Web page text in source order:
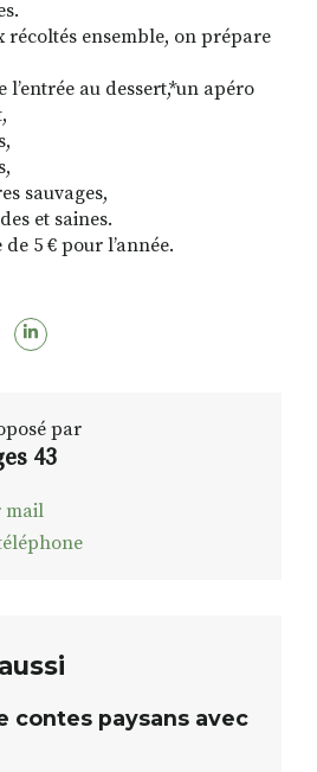
récoltés ensemble, on prépare
au dessert,*un apéro
sauvages,
et saines.
5 € pour l’année.
par
43
mail
contes paysans avec